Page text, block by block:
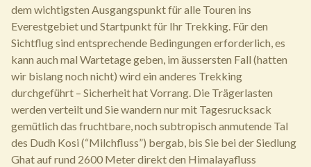
dem wichtigsten Ausgangspunkt für alle Touren ins
Everestgebiet und Startpunkt für Ihr Trekking. Für den
Sichtflug sind entsprechende Bedingungen erforderlich, es
kann auch mal Wartetage geben, im äussersten Fall (hatten
wir bislang noch nicht) wird ein anderes Trekking
durchgeführt – Sicherheit hat Vorrang. Die Trägerlasten
werden verteilt und Sie wandern nur mit Tagesrucksack
gemütlich das fruchtbare, noch subtropisch anmutende Tal
des Dudh Kosi (“Milchfluss”) bergab, bis Sie bei der Siedlung
Ghat auf rund 2600 Meter direkt den Himalayafluss